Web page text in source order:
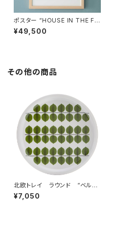
ポスター “HOUSE IN THE FO
REST 26 A3” / ミナ ペルホ
ネン mina perhonen × クリ
¥49,500
その他の商品
北欧トレイ ラウンド “ベル
サ” / Stig Lindberg スティ
グ・リンドベリ
¥7,050